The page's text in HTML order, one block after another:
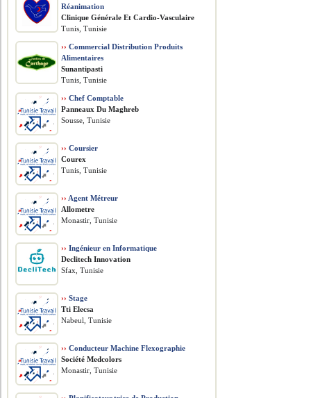
Réanimation
Clinique Générale Et Cardio-Vasculaire
Tunis, Tunisie
›› Commercial Distribution Produits
Alimentaires
Sunantipasti
Tunis, Tunisie
›› Chef Comptable
Panneaux Du Maghreb
Sousse, Tunisie
›› Coursier
Courex
Tunis, Tunisie
›› Agent Métreur
Allometre
Monastir, Tunisie
›› Ingénieur en Informatique
Declitech Innovation
Sfax, Tunisie
›› Stage
Tti Elecsa
Nabeul, Tunisie
›› Conducteur Machine Flexographie
Société Medcolors
Monastir, Tunisie